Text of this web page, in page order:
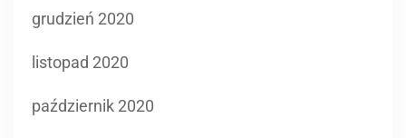
grudzień 2020
listopad 2020
październik 2020